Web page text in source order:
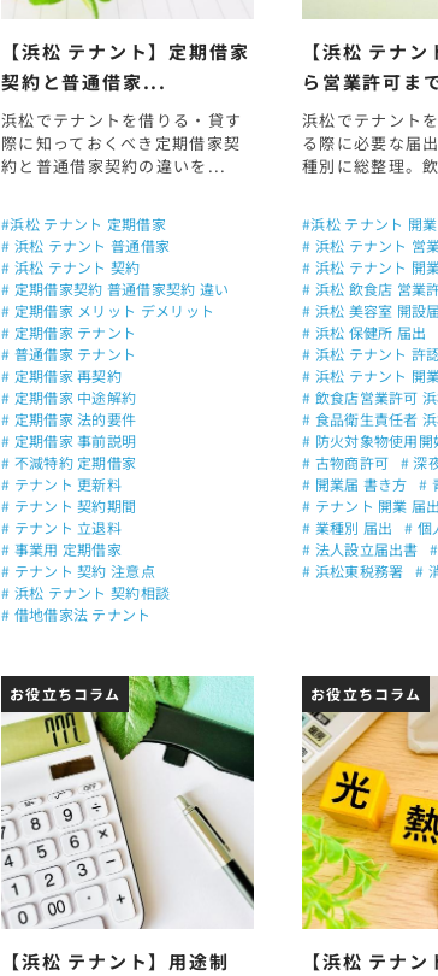
【浜松 テナント】定期借家
契約と普通借家...
浜松でテナントを借りる・貸す
際に知っておくべき定期借家契
約と普通借家契約の違いを...
#浜松 テナント 定期借家
# 浜松 テナント 普通借家
# 浜松 テナント 契約
# 定期借家契約 普通借家契約 違い
# 定期借家 メリット デメリット
# 定期借家 テナント
# 普通借家 テナント
# 定期借家 再契約
# 定期借家 中途解約
# 定期借家 法的要件
# 定期借家 事前説明
# 不減特約 定期借家
# テナント 更新料
# テナント 契約期間
# テナント 立退料
# 事業用 定期借家
# テナント 契約 注意点
# 浜松 テナント 契約相談
# 借地借家法 テナント
【浜松 テナ
ら営業許可ま
浜松でテナント
る際に必要な届
種別に総整理。
#浜松 テナント 開
# 浜松 テナント 営
# 浜松 テナント 開
# 浜松 飲食店 営業
# 浜松 美容室 開設届
# 浜松 保健所 届出
# 浜松 テナント 許
# 浜松 テナント 開
# 飲食店営業許可
# 食品衛生責任者
# 防火対象物使用開
# 古物商許可 # 深
# 開業届 書き方
#
# テナント 開業 届
# 業種別 届出
# 個
# 法人設立届出書
# 浜松東税務署 #
お役立ちコラム
【浜松 テナント】用途制
お役立ちコラム
【浜松 テナ